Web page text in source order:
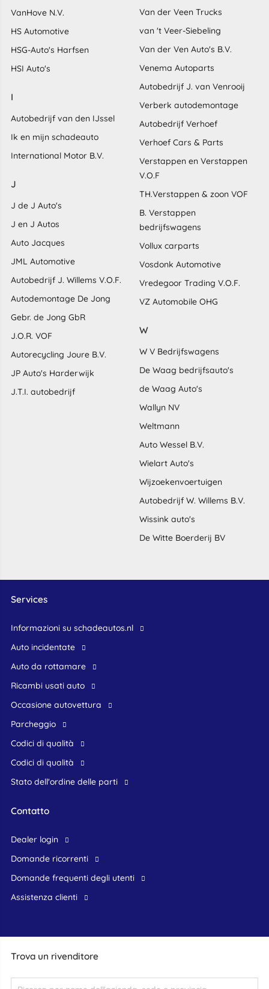
VanHove N.V.
HS Automotive
HSG-Auto's Harfsen
HSI Auto's
I
Autobedrijf van den IJssel
Ik en mijn schadeauto
International Motor B.V.
J
J de J Auto's
J en J Autos
Auto Jacques
JML Automotive
Autobedrijf J. Willems V.O.F.
Autodemontage De Jong
Gebr. de Jong GbR
J.O.R. VOF
Autorecycling Joure B.V.
JP Auto's Harderwijk
J.T.I. autobedrijf
Van der Veen Trucks
van 't Veer-Siebeling
Van der Ven Auto's B.V.
Venema Autoparts
Autobedrijf J. van Venrooij
Verberk autodemontage
Autobedrijf Verhoef
Verhoef Cars & Parts
Verstappen en Verstappen
V.O.F
TH.Verstappen & zoon VOF
B. Verstappen
bedrijfswagens
Vollux carparts
Vosdonk Automotive
Vredegoor Trading V.O.F.
VZ Automobile OHG
W
W V Bedrijfswagens
De Waag bedrijfsauto's
de Waag Auto's
Wallyn NV
Weltmann
Auto Wessel B.V.
Wielart Auto's
Wijzoekenvoertuigen
Autobedrijf W. Willems B.V.
Wissink auto's
De Witte Boerderij BV
Trova un rivenditore
Services
Informazioni su schadeautos.nl
Auto incidentate
Auto da rottamare
Ricambi usati auto
occasione autovettura
Parcheggio
Codici di qualità
Codici di qualità
Stato dell'ordine delle parti
Contatto
dealer login
domande ricorrenti
domande frequenti degli utenti
assistenza clienti